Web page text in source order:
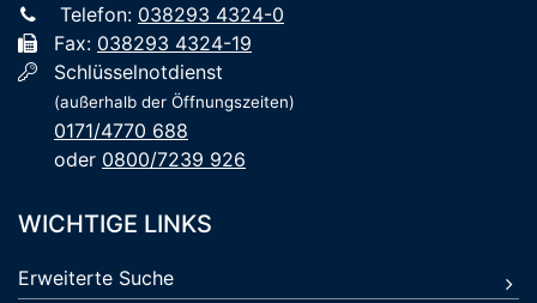
WICHTIGE LINKS
Erweiterte Suche
Telefon: 038293 4324-0
Fax: 038293 4324-19
Schlüsselnotdienst
(außerhalb der Öffnungszeiten)
0171/4770 688
oder 0800/7239 926